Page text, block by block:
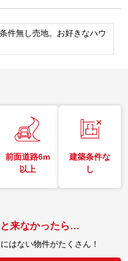
件無し売地。お好きなハウ
前面道路6m
以上
建築条件な
し
来なかったら…
はない物件がたくさん！